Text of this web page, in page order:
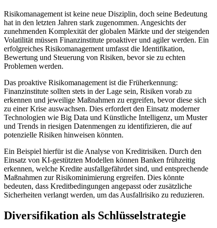
Risikomanagement ist keine neue Disziplin, doch seine Bedeutung
hat in den letzten Jahren stark zugenommen. Angesichts der
zunehmenden Komplexität der globalen Märkte und der steigenden
Volatilität müssen Finanzinstitute proaktiver und agiler werden. Ein
erfolgreiches Risikomanagement umfasst die Identifikation,
Bewertung und Steuerung von Risiken, bevor sie zu echten
Problemen werden.
Das proaktive Risikomanagement ist die Früherkennung:
Finanzinstitute sollten stets in der Lage sein, Risiken vorab zu
erkennen und jeweilige Maßnahmen zu ergreifen, bevor diese sich
zu einer Krise auswachsen. Dies erfordert den Einsatz moderner
Technologien wie Big Data und Künstliche Intelligenz, um Muster
und Trends in riesigen Datenmengen zu identifizieren, die auf
potenzielle Risiken hinweisen könnten.
Ein Beispiel hierfür ist die Analyse von Kreditrisiken. Durch den
Einsatz von KI-gestützten Modellen können Banken frühzeitig
erkennen, welche Kredite ausfallgefährdet sind, und entsprechende
Maßnahmen zur Risikominimierung ergreifen. Dies könnte
bedeuten, dass Kreditbedingungen angepasst oder zusätzliche
Sicherheiten verlangt werden, um das Ausfallrisiko zu reduzieren.
Diversifikation als Schlüsselstrategie